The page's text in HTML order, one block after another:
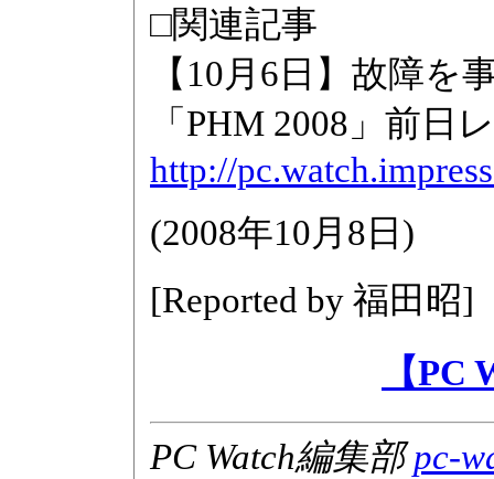
□関連記事
【10月6日】故障を
「PHM 2008」前日
http://
(2008年10月8日 )
[Reported by 福田昭]
【PC
PC Watch編集部pc-